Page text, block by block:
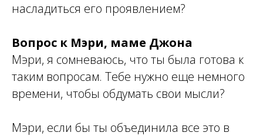
насладиться его проявлением?
Вопрос к Мэри, маме Джона
Мэри, я сомневаюсь, что ты была готова к
таким вопросам. Тебе нужно еще немного
времени, чтобы обдумать свои мысли?
Мэри, если бы ты объединила все это в